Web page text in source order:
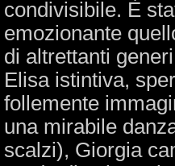
condivisibile. È
emozionante
di altrettanti
Elisa istintiva,
follemente
una mirabile
scalzi), Giorgia